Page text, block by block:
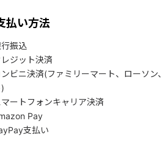
払い方法
行振込
レジット決済
ンビニ決済(ファミリーマート、ローソ
マートフォンキャリア決済
Pay
支払い